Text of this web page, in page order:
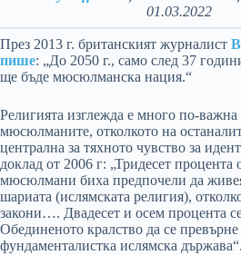
01.03.2022
През 2013 г. британският журналист
пише: „До 2050 г., само след 37
ще бъде мюсюлманска нация.“
Религията изглежда е много по-важна
мюсюлманите, отколкото на
централна за тяхното чувство за
доклад от 2006 г: „Тридесет процента
мюсюлмани биха предпочели да
шариата (ислямската религия),
закони…. Двадесет и осем процента
Обединеното кралство да се превърне
фундаменталистка ислямска държава“.